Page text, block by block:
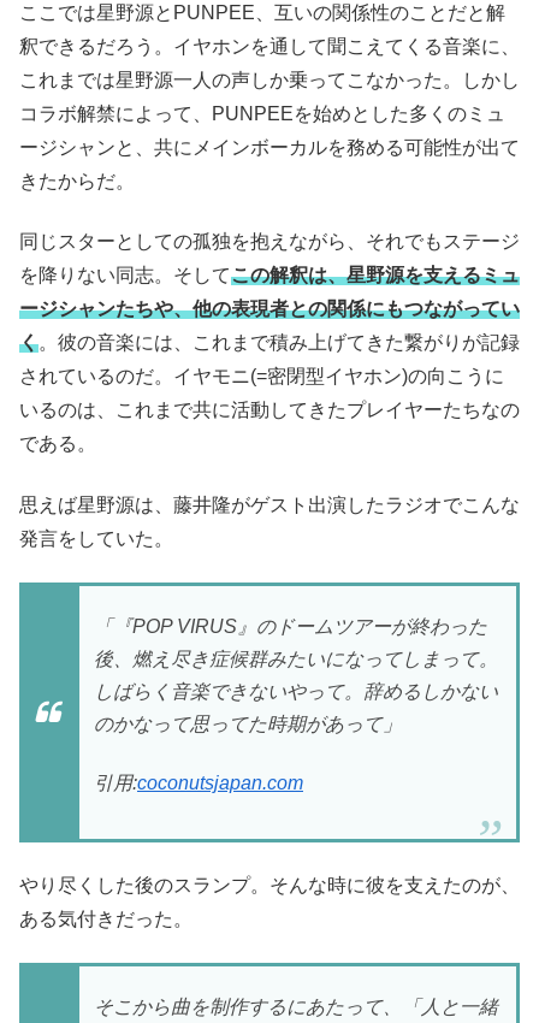
ここでは星野源とPUNPEE、互いの関係性のことだと解
釈できるだろう。イヤホンを通して聞こえてくる音楽に、
これまでは星野源一人の声しか乗ってこなかった。しかし
コラボ解禁によって、PUNPEEを始めとした多くのミュ
ージシャンと、共にメインボーカルを務める可能性が出て
きたからだ。
同じスターとしての孤独を抱えながら、それでもステージ
を降りない同志。そしてこの解釈は、星野源を支えるミュ
ージシャンたちや、他の表現者との関係にもつながってい
く。彼の音楽には、これまで積み上げてきた繋がりが記録
されているのだ。イヤモニ(=密閉型イヤホン)の向こうに
いるのは、これまで共に活動してきたプレイヤーたちなの
である。
思えば星野源は、藤井隆がゲスト出演したラジオでこんな
発言をしていた。
「『POP VIRUS』のドームツアーが終わった
後、燃え尽き症候群みたいになってしまって。
しばらく音楽できないやって。辞めるしかない
のかなって思ってた時期があって」
引用:coconutsjapan.com
やり尽くした後のスランプ。そんな時に彼を支えたのが、
ある気付きだった。
そこから曲を制作するにあたって、「人と一緒